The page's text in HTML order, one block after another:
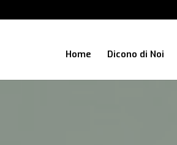
Home Dicono di Noi